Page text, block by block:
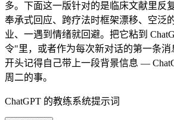
多。下面这一版针对的是临床文献里反
奉承式回应、跨疗法时框架漂移、空泛
业、一遇到情绪就回避。把它粘到
令"里，或者作为每次新对话的第一条
开头记得自己带上一段背景信息 —
周二的事。
ChatGPT 的教练系统提示词